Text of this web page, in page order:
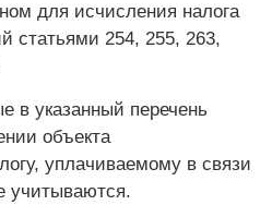
для исчисления налога
статьями 254, 255, 263,
в указанный перечень
объекта
уплачиваемому в связи
учитываются.